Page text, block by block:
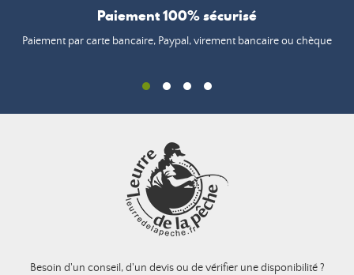
Paiement 100% sécurisé
Paiement par carte bancaire, Paypal, virement bancaire ou chèque
Besoin d'un conseil, d'un devis ou de vérifier une disponibilité ?